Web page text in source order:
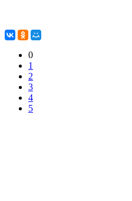
0
1
2
3
4
5